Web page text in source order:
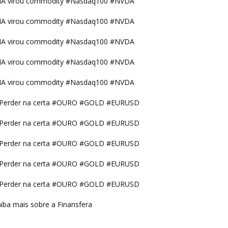
virou commodity #Nasdaq100 #NVDA
virou commodity #Nasdaq100 #NVDA
virou commodity #Nasdaq100 #NVDA
virou commodity #Nasdaq100 #NVDA
na certa #OURO #GOLD #EURUSD
na certa #OURO #GOLD #EURUSD
na certa #OURO #GOLD #EURUSD
na certa #OURO #GOLD #EURUSD
na certa #OURO #GOLD #EURUSD
mais sobre a Finansfera